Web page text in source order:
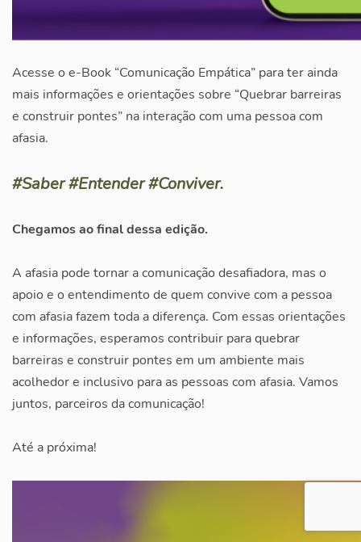
Acesse o e-Book “Comunicação Empática” para ter ainda
mais informações e orientações sobre “Quebrar barreiras
e construir pontes” na interação com uma pessoa com
afasia.
#Saber #Entender #Conviver.
Chegamos ao final dessa edição.
A afasia pode tornar a comunicação desafiadora, mas o
apoio e o entendimento de quem convive com a pessoa
com afasia fazem toda a diferença. Com essas orientações
e informações, esperamos contribuir para quebrar
barreiras e construir pontes em um ambiente mais
acolhedor e inclusivo para as pessoas com afasia. Vamos
juntos, parceiros da comunicação!
Até a próxima!